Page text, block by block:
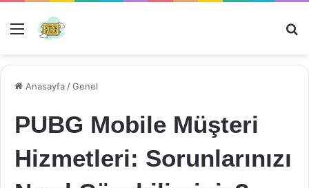
Menü
Anasayfa /Genel
PUBG Mobile Müşteri
Hizmetleri: Sorunlarınızı